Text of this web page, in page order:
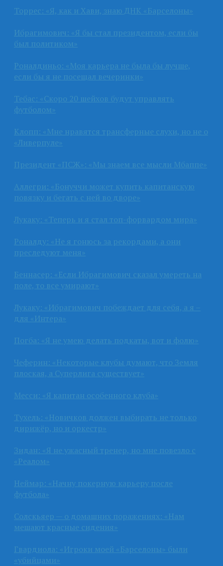
Торрес: «Я, как и Хави, знаю ДНК «Барселоны»
Ибрагимович: «Я бы стал президентом, если бы
был политиком»
Роналдиньо: «Моя карьера не была бы лучше,
если бы я не посещал вечеринки»
Тебас: «Скоро 20 шейхов будут управлять
футболом»
Клопп: «Мне нравятся трансферные слухи, но не о
«Ливерпуле»
Президент «ПСЖ»: «Мы знаем все мысли Мбаппе»
Аллегри: «Бонуччи может купить капитанскую
повязку и бегать с ней во дворе»
Лукаку: «Теперь и я стал топ-форвардом мира»
Роналду: «Не я гонюсь за рекордами, а они
преследуют меня»
Беннасер: «Если Ибрагимович сказал умереть на
поле, то все умирают»
Лукаку: «Ибрагимович побеждает для себя, а я –
для «Интера»
Погба: «Я не умею делать подкаты, вот и фолю»
Чеферин: «Некоторые клубы думают, что Земля
плоская, а Суперлига существует»
Месси: «Я капитан особенного клуба»
Тухель: «Новичков должен выбирать не только
дирижёр, но и оркестр»
Зидан: «Я не ужасный тренер, но мне повезло с
«Реалом»
Неймар: «Начну покерную карьеру после
футбола»
Солскьяер — о домашних поражениях: «Нам
мешают красные сидения»
Гвардиола: «Игроки моей «Барселоны» были
«убийцами»